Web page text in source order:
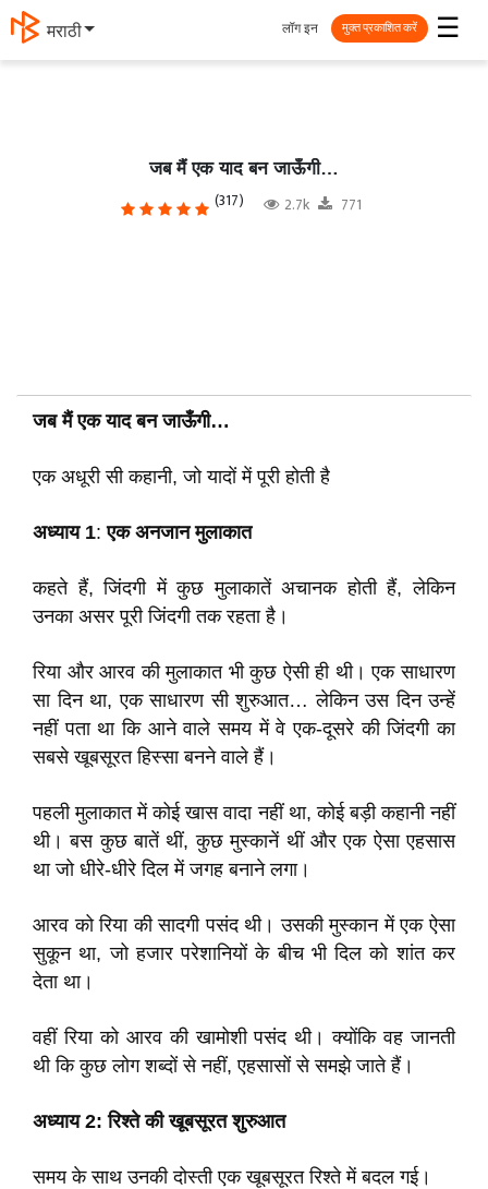
मराठी ☰
लॉग इन मुक्त प्रकाशित करें
जब मैं एक याद बन जाऊँगी…
(317) 2.7k 771
जब मैं एक याद बन जाऊँगी…
एक अधूरी सी कहानी, जो यादों में पूरी होती है
अध्याय 1:एक अनजान मुलाकात
कहते हैं, जिंदगी में कुछ मुलाकातें अचानक होती हैं, लेकिन
उनका असर पूरी जिंदगी तक रहता है।
रिया और आरव की मुलाकात भी कुछ ऐसी ही थी। एक साधारण
सा दिन था, एक साधारण सी शुरुआत… लेकिन उस दिन उन्हें
नहीं पता था कि आने वाले समय में वे एक-दूसरे की जिंदगी का
सबसे खूबसूरत हिस्सा बनने वाले हैं।
पहली मुलाकात में कोई खास वादा नहीं था, कोई बड़ी कहानी नहीं
थी। बस कुछ बातें थीं, कुछ मुस्कानें थीं और एक ऐसा एहसास
था जो धीरे-धीरे दिल में जगह बनाने लगा।
आरव को रिया की सादगी पसंद थी। उसकी मुस्कान में एक ऐसा
सुकून था, जो हजार परेशानियों के बीच भी दिल को शांत कर
देता था।
वहीं रिया को आरव की खामोशी पसंद थी। क्योंकि वह जानती
थी कि कुछ लोग शब्दों से नहीं, एहसासों से समझे जाते हैं।
अध्याय 2: रिश्ते की खूबसूरत शुरुआत
समय के साथ उनकी दोस्ती एक खूबसूरत रिश्ते में बदल गई।